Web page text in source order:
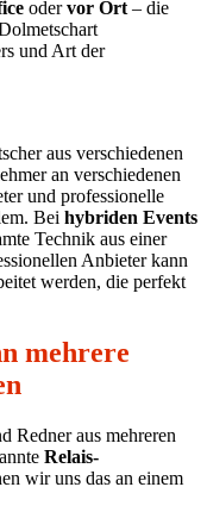
odervor Ort – die
und Art der
aus verschiedenen
an verschiedenen
und professionelle
Bei hybriden Events
Technik aus einer
Anbieter kann
werden, die perfekt
mehrere
Redner aus mehreren
Relais-
wir uns das an einem